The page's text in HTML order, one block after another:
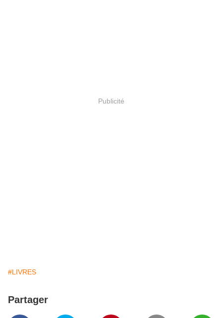
Publicité
#LIVRES
Partager